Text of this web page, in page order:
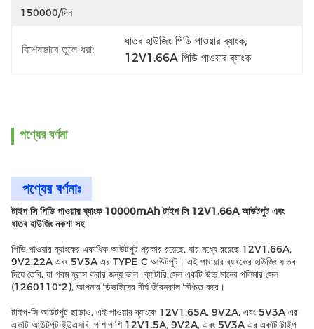
150000/দিন
বিশেষভাবে তুলে ধরা:
ধাতব হাউজিং পিডি পাওয়ার ব্যাংক,
12V1.66A পিডি পাওয়ার ব্যাংক
পণ্যের বর্ণনা
পণ্যের বর্ণনাঃ
টাইপ সি পিডি পাওয়ার ব্যাংক 10000mAh টাইপ সি 12V1.66A আউটপুট এবং
ধাতব হাউজিং নকশা সহ
পিডি পাওয়ার ব্যাংকের একাধিক আউটপুট প্রকার রয়েছে, যার মধ্যে রয়েছে 12V1.66A,
9V2.22A এবং 5V3A এর TYPE-C আউটপুট। এই পাওয়ার ব্যাংকের হাউজিং ধাতব
দিয়ে তৈরি, যা গরম হ্রাস করার জন্য ভাল।ব্যাটারি সেল একটি উচ্চ মানের পলিমার সেল
(1260110*2), আপনার ডিভাইসের দীর্ঘ জীবনকাল নিশ্চিত করে।
টাইপ-সি আউটপুট ছাড়াও, এই পাওয়ার ব্যাংকে 12V1.65A, 9V2A, এবং 5V3A এর
একটি আউটপুট ইউএসবি, পাশাপাশি 12V1.5A, 9V2A, এবং 5V3A এর একটি টাইপ